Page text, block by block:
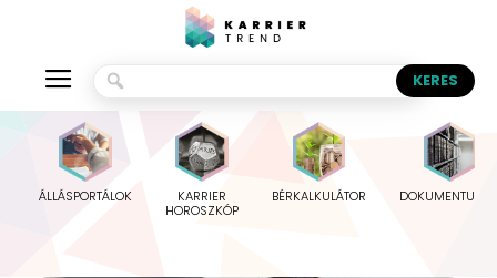
ÁLLÁSPORTÁLOK
KARRIER
HOROSZKÓP
BÉRKALKULÁTOR